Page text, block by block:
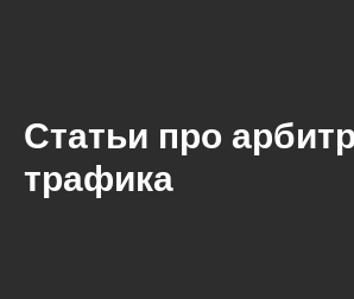
Статьи про
трафика